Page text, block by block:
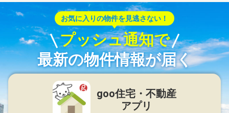
お気に入りの物件を見逃さない！
プッシュ通知で
最新の物件情報が届く
goo住宅・不動産
アプリ